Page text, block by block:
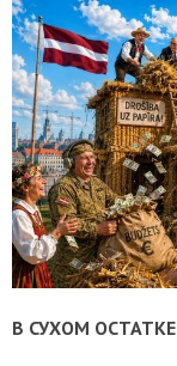
В СУХОМ ОСТАТКЕ